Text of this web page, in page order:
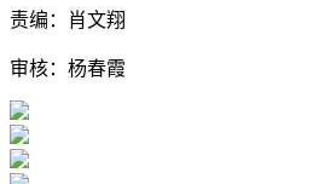
责编：肖文翔
审核：杨春霞